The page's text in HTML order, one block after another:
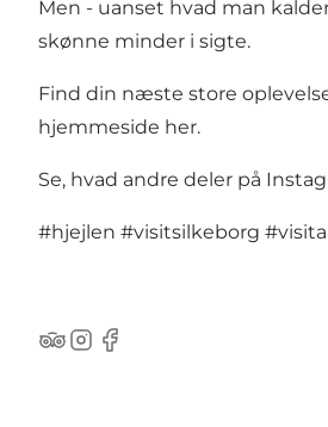
Men - uanset hvad man
skønne minder i sigte.
Find din næste store
hjemmeside her.
Se, hvad andre deler på
#hjejlen #visitsilkeborg
TripAdvisor
Instagram
Facebook